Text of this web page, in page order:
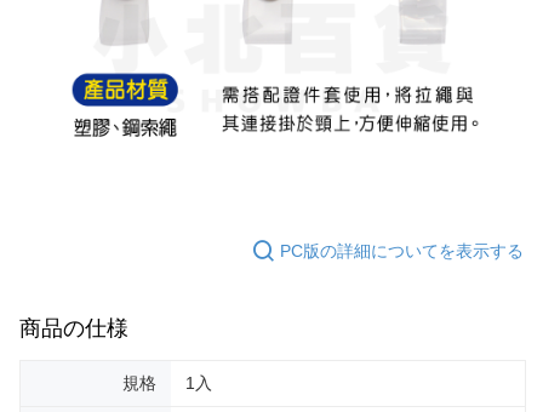
代金納付期限は最短で 14 日以内ですので、ご注意ください。AFTEE アプ
リをダウンロードして AFTEE 会員になるとお支払い期限を最長 45 日以内
まで延長できます。
お支払期限は、ショップが請求した期日と、AFTEEで延長できる日数をも
2.決済金額は最低NT$20です。
配送毎にNT$60、NT$599以上で送料無料
配送毎にNT$60、NT$599以上で送料無料
付款後7-11取貨
配送毎にNT$120、NT$899以上で送料無料PC版の詳細についてを表示する
商品の仕様
規格 1入